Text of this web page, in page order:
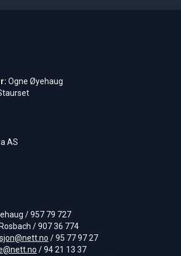
Ogne Øyehaug
AS
/ 957 79 727
/ 907 36 774
/ 95 77 97 27
/ 94 21 13 37